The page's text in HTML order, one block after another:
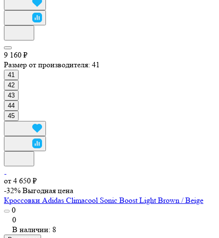
9 160 ₽
Размер от производителя: 41
41
42
43
44
45
от 4 650 ₽
-32% Выгодная цена
Кроссовки Adidas Climacool Sonic Boost Light Brown / Beige
0
0
В наличии: 8